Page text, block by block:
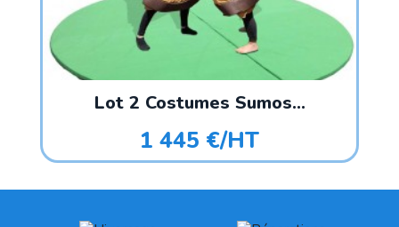
Lot 2 Costumes Sumos...
1 445 €/HT